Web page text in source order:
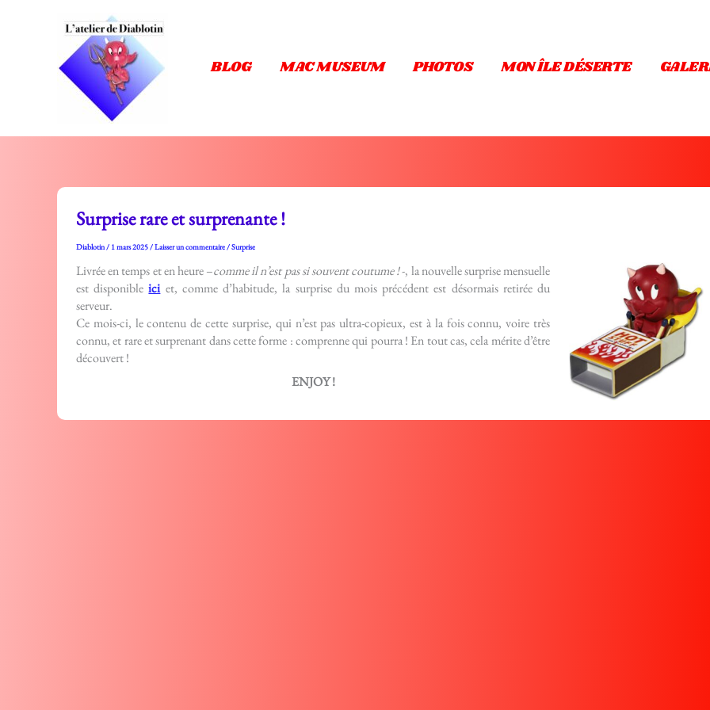
BLOG MAC MUSEUM PHOTOS MON ÎLE DÉSERTE
Surprise rare et surprenante !
Diablotin/ 1 mars 2025/Laisser un commentaire/Surprise
Livrée en temps et en heure –comme il n’est pas si souvent coutume !-, la nouvelle surprise mensuelle
est disponibleiciet, comme d’habitude, la surprise du mois précédent est désormais retirée du
serveur.
Ce mois-ci, le contenu de cette surprise, qui n’est pas ultra-copieux, est à la fois connu, voire très
connu, et rare et surprenant dans cette forme : comprenne qui pourra ! En tout cas, cela mérite d’être
découvert !
ENJOY !